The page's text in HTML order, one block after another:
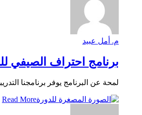
م. أمل عبيد
برنامج احتراف الصيفي
لمحة عن البرنامج يوفر برنامجنا
Read More